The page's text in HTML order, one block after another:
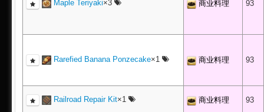
Maple Teriyaki×3 商业料理 93
Rarefied Banana Ponzecake×1 商业料理 93
Railroad Repair Kit×1 商业料理 93